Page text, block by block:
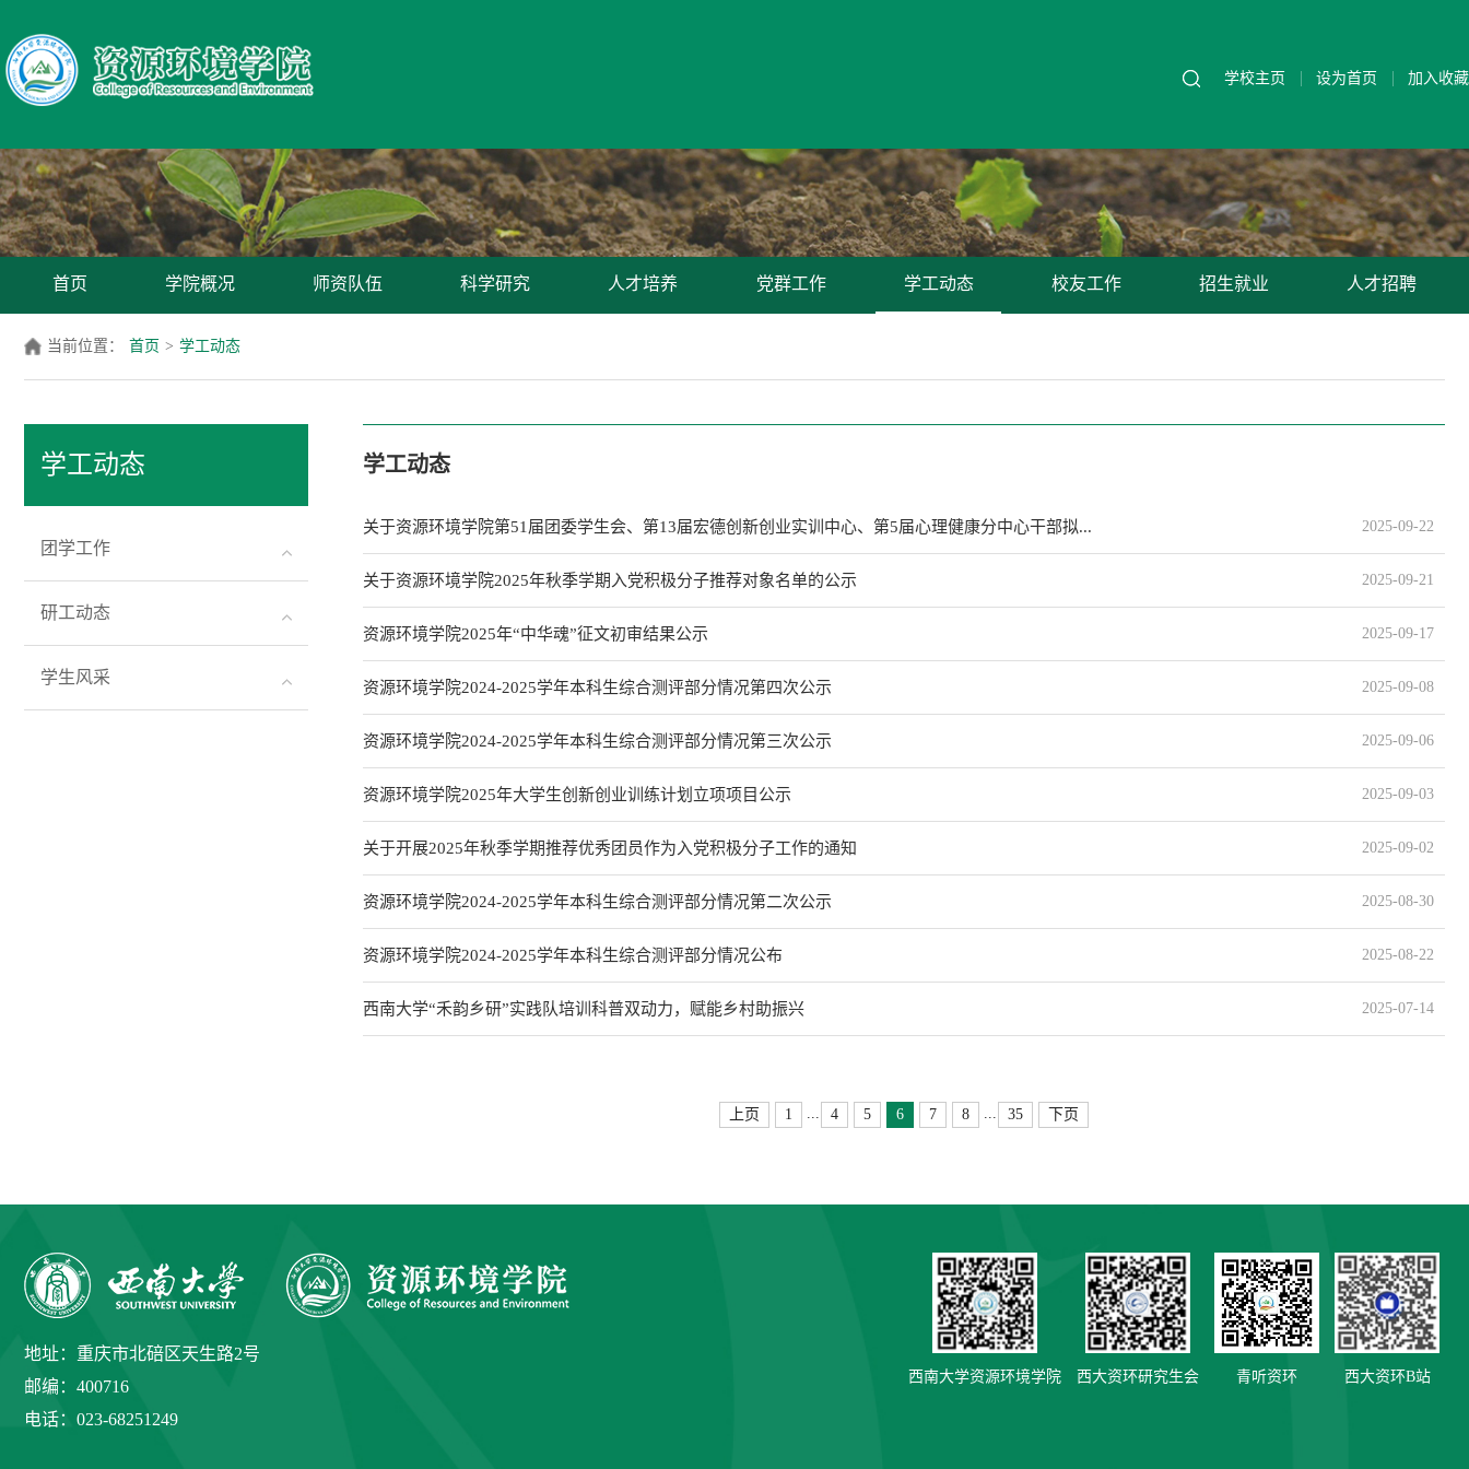
学校主页 设为首页 加入收藏
首页 学院概况 师资队伍 科学研究 人才培养 党群工作 学工动态 校友工作 招生就业 人才招聘
当前位置： 首页 > 学工动态
学工动态
团学工作
研工动态
学生风采
学工动态
关于资源环境学院第51届团委学生会、第13届宏德创新创业实训中心、第5届心理健康分中心干部拟... 2025-09-22
关于资源环境学院2025年秋季学期入党积极分子推荐对象名单的公示 2025-09-21
资源环境学院2025年“中华魂”征文初审结果公示 2025-09-17
资源环境学院2024-2025学年本科生综合测评部分情况第四次公示 2025-09-08
资源环境学院2024-2025学年本科生综合测评部分情况第三次公示 2025-09-06
资源环境学院2025年大学生创新创业训练计划立项项目公示 2025-09-03
关于开展2025年秋季学期推荐优秀团员作为入党积极分子工作的通知 2025-09-02
资源环境学院2024-2025学年本科生综合测评部分情况第二次公示 2025-08-30
资源环境学院2024-2025学年本科生综合测评部分情况公布 2025-08-22
西南大学“禾韵乡研”实践队培训科普双动力，赋能乡村助振兴 2025-07-14
上页 1 4 5 6 7 8 35 下页
地址：重庆市北碚区天生路2号
邮编：400716
电话：023-68251249
西南大学资源环境学院 西大资环研究生会 青听资环 西大资环B站